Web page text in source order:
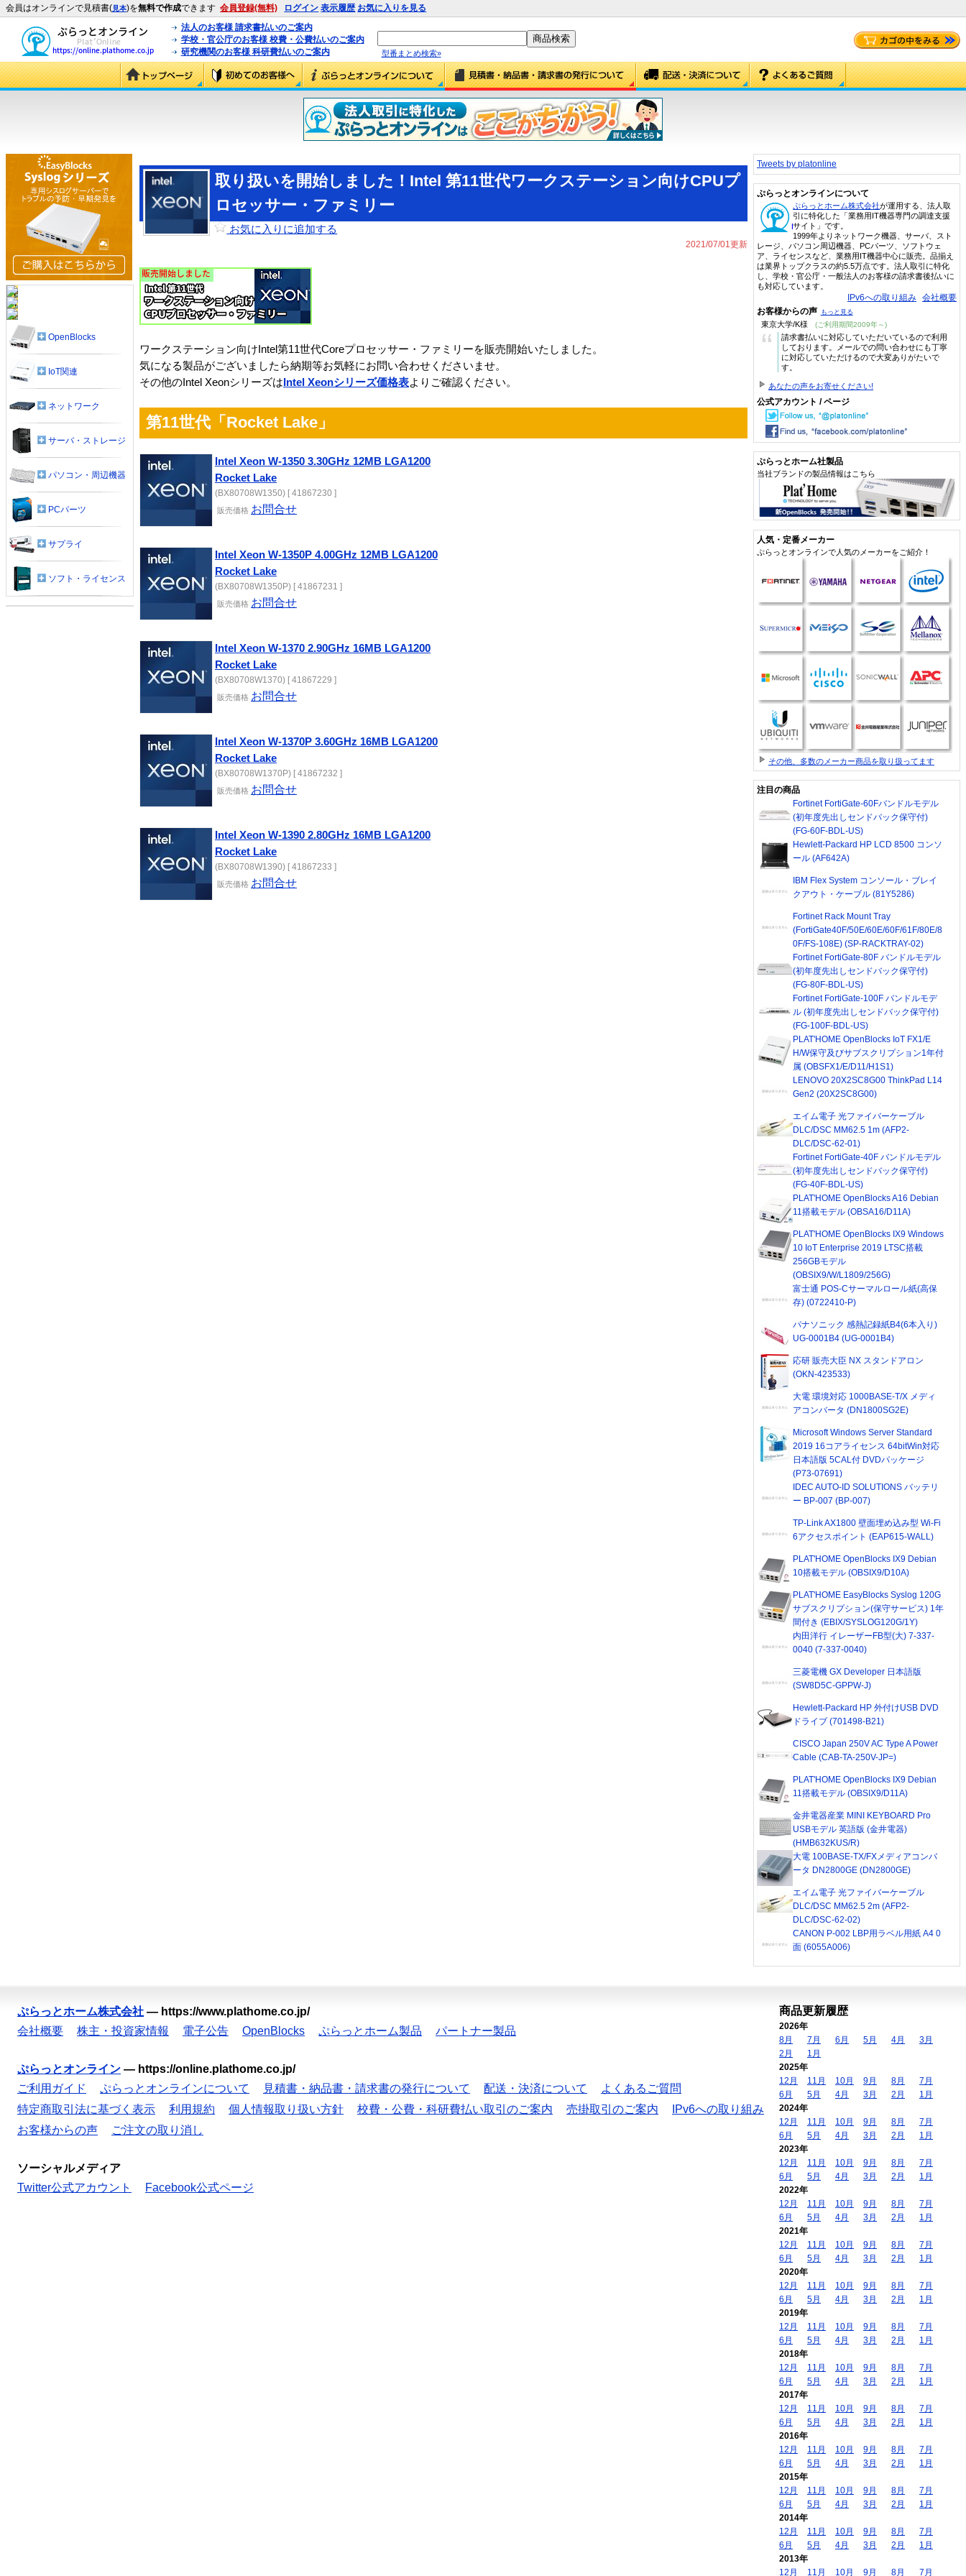
会員はオンラインで見積書(見本)を無料で作成できます 会員登録(無料) ログイン 表示履歴 お気に入りを見る
法人のお客様 請求書払いのご案内
学校・官公庁のお客様 校費・公費払いのご案内
研究機関のお客様 科研費払いのご案内
型番まとめ検索»
取り扱いを開始しました！Intel 第11世代ワークステーション向けCPUプ
ロセッサー・ファミリー
お気に入りに追加する
2021/07/01更新
ワークステーション向けIntel第11世代Coreプロセッサー・ファミリーを販売開始いたしました。
気になる製品がございましたら納期等お気軽にお問い合わせくださいませ。
その他のIntel Xeonシリーズは Intel Xeonシリーズ価格表よりご確認ください。
第11世代「Rocket Lake」
Intel Xeon W-1350 3.30GHz 12MB LGA1200
Rocket Lake
(BX80708W1350) [ 41867230 ]
販売価格 お問合せ
Intel Xeon W-1350P 4.00GHz 12MB LGA1200
Rocket Lake
(BX80708W1350P) [ 41867231 ]
販売価格 お問合せ
Intel Xeon W-1370 2.90GHz 16MB LGA1200
Rocket Lake
(BX80708W1370) [ 41867229 ]
販売価格 お問合せ
Intel Xeon W-1370P 3.60GHz 16MB LGA1200
Rocket Lake
(BX80708W1370P) [ 41867232 ]
販売価格 お問合せ
Intel Xeon W-1390 2.80GHz 16MB LGA1200
Rocket Lake
(BX80708W1390) [ 41867233 ]
販売価格 お問合せ
OpenBlocks
IoT関連
ネットワーク
サーバ・ストレージ
パソコン・周辺機器
PCパーツ
サプライ
ソフト・ライセンス
Tweets by platonline
ぷらっとオンラインについて
ぷらっとホーム株式会社が運用する、法人取
引に特化した「業務用IT機器専門の調達支援
サイト」です。
1999年よりネットワーク機器、サーバ、スト
レージ、パソコン周辺機器、PCパーツ、ソフトウェ
ア、ライセンスなど、業務用IT機器中心に販売。品揃え
は業界トップクラスの約5.5万点です。法人取引に特化
し、学校・官公庁・一般法人のお客様の請求書後払いに
も対応しています。
IPv6への取り組み 会社概要
お客様からの声 もっと見る
東京大学/K様 (ご利用期間2009年～)
“
請求書払いに対応していただいているので利用
しております。メールでの問い合わせにも丁寧
に対応していただけるので大変ありがたいで
す。
あなたの声をお寄せください!
公式アカウント / ページ
ぷらっとホーム社製品
当社ブランドの製品情報はこちら
人気・定番メーカー
ぷらっとオンラインで人気のメーカーをご紹介！
その他、多数のメーカー商品を取り扱ってます
注目の商品
Fortinet FortiGate-60Fバンドルモデル
(初年度先出しセンドバック保守付)
(FG-60F-BDL-US)
Hewlett-Packard HP LCD 8500 コンソ
ール (AF642A)
IBM Flex System コンソール・ブレイ
クアウト・ケーブル (81Y5286)
Fortinet Rack Mount Tray
(FortiGate40F/50E/60E/60F/61F/80E/8
0F/FS-108E) (SP-RACKTRAY-02)
Fortinet FortiGate-80F バンドルモデル
(初年度先出しセンドバック保守付)
(FG-80F-BDL-US)
Fortinet FortiGate-100F バンドルモデ
ル (初年度先出しセンドバック保守付)
(FG-100F-BDL-US)
PLAT'HOME OpenBlocks IoT FX1/E
H/W保守及びサブスクリプション1年付
属 (OBSFX1/E/D11/H1S1)
LENOVO 20X2SC8G00 ThinkPad L14
Gen2 (20X2SC8G00)
エイム電子 光ファイバーケーブル
DLC/DSC MM62.5 1m (AFP2-
DLC/DSC-62-01)
Fortinet FortiGate-40F バンドルモデル
(初年度先出しセンドバック保守付)
(FG-40F-BDL-US)
PLAT'HOME OpenBlocks A16 Debian
11搭載モデル (OBSA16/D11A)
PLAT'HOME OpenBlocks IX9 Windows
10 IoT Enterprise 2019 LTSC搭載
256GBモデル
(OBSIX9/W/L1809/256G)
富士通 POS-Cサーマルロール紙(高保
存) (0722410-P)
パナソニック 感熱記録紙B4(6本入り)
UG-0001B4 (UG-0001B4)
応研 販売大臣 NX スタンドアロン
(OKN-423533)
大電 環境対応 1000BASE-T/X メディ
アコンバータ (DN1800SG2E)
Microsoft Windows Server Standard
2019 16コアライセンス 64bitWin対応
日本語版 5CAL付 DVDパッケージ
(P73-07691)
IDEC AUTO-ID SOLUTIONS バッテリ
ー BP-007 (BP-007)
TP-Link AX1800 壁面埋め込み型 Wi-Fi
6アクセスポイント (EAP615-WALL)
PLAT'HOME OpenBlocks IX9 Debian
10搭載モデル (OBSIX9/D10A)
PLAT'HOME EasyBlocks Syslog 120G
サブスクリプション(保守サービス) 1年
間付き (EBIX/SYSLOG120G/1Y)
内田洋行 イレーザーFB型(大) 7-337-
0040 (7-337-0040)
三菱電機 GX Developer 日本語版
(SW8D5C-GPPW-J)
Hewlett-Packard HP 外付けUSB DVD
ドライブ (701498-B21)
CISCO Japan 250V AC Type A Power
Cable (CAB-TA-250V-JP=)
PLAT'HOME OpenBlocks IX9 Debian
11搭載モデル (OBSIX9/D11A)
金井電器産業 MINI KEYBOARD Pro
USBモデル 英語版 (金井電器)
(HMB632KUS/R)
大電 100BASE-TX/FXメディアコンバ
ータ DN2800GE (DN2800GE)
エイム電子 光ファイバーケーブル
DLC/DSC MM62.5 2m (AFP2-
DLC/DSC-62-02)
CANON P-002 LBP用ラベル用紙 A4 0
面 (6055A006)
ぷらっとホーム株式会社 — https://www.plathome.co.jp/
会社概要
株主・投資家情報 電子公告 OpenBlocks ぷらっとホーム製品 パートナー製品
ぷらっとオンライン — https://online.plathome.co.jp/
ご利用ガイド
ぷらっとオンラインについて 見積書・納品書・請求書の発行について 配送・決済について
よくあるご質問
特定商取引法に基づく表示
利用規約 個人情報取り扱い方針 校費・公費・科研費払い取引のご案内 売掛取引のご案内
IPv6への取り組み
お客様からの声
ご注文の取り消し
ソーシャルメディア
Twitter公式アカウント
Facebook公式ページ
商品更新履歴
2026年
8月
7月 6月 5月 4月
3月
2月
1月
2025年
12月
11月 10月 9月 8月
7月
6月
5月 4月 3月 2月
1月
2024年
12月
11月 10月 9月 8月
7月
6月
5月 4月 3月 2月
1月
2023年
12月
11月 10月 9月 8月
7月
6月
5月 4月 3月 2月
1月
2022年
12月
11月 10月 9月 8月
7月
6月
5月 4月 3月 2月
1月
2021年
12月
11月 10月 9月 8月
7月
6月
5月 4月 3月 2月
1月
2020年
12月
11月 10月 9月 8月
7月
6月
5月 4月 3月 2月
1月
2019年
12月
11月 10月 9月 8月
7月
6月
5月 4月 3月 2月
1月
2018年
12月
11月 10月 9月 8月
7月
6月
5月 4月 3月 2月
1月
2017年
12月
11月 10月 9月 8月
7月
6月
5月 4月 3月 2月
1月
2016年
12月
11月 10月 9月 8月
7月
6月
5月 4月 3月 2月
1月
2015年
12月
11月 10月 9月 8月
7月
6月
5月 4月 3月 2月
1月
2014年
12月
11月 10月 9月 8月
7月
6月
5月 4月 3月 2月
1月
2013年
12月
11月 10月 9月 8月 7月